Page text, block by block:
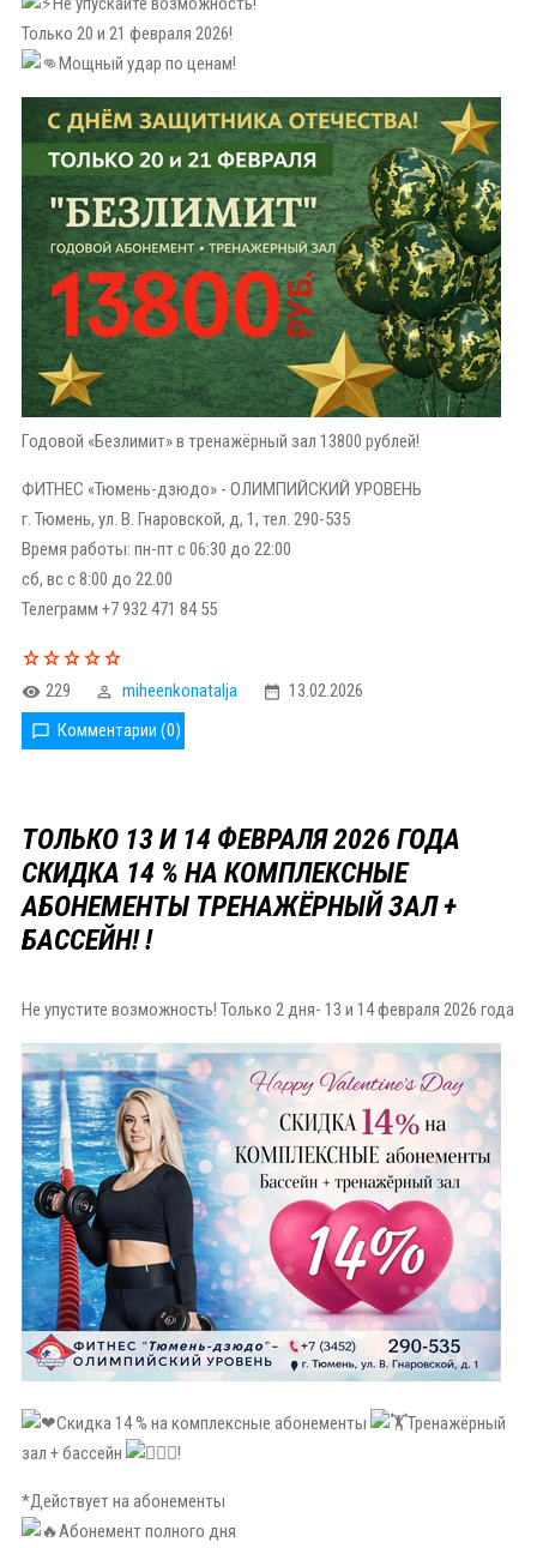
Только 20 и 21 февраля 2026!
Мощный удар по ценам!
Годовой «Безлимит» в тренажёрный зал 13800 рублей!
ФИТНЕС «Тюмень-дзюдо» - ОЛИМПИЙСКИЙ УРОВЕНЬ
г. Тюмень, ул. В. Гнаровской, д, 1, тел. 290-535
Время работы: пн-пт с 06:30 до 22:00
сб, вс с 8:00 до 22.00
Телеграмм +7 932 471 84 55
229 miheenkonatalja
13.02.2026
Комментарии (0)
ТОЛЬКО 13 И 14 ФЕВРАЛЯ 2026 ГОДА
СКИДКА 14 % НА КОМПЛЕКСНЫЕ
АБОНЕМЕНТЫ ТРЕНАЖЁРНЫЙ ЗАЛ +
БАССЕЙН! !
Не упустите возможность! Только 2 дня- 13 и 14 февраля 2026 года
Скидка 14 % на комплексные абонементы
Тренажёрный
зал + бассейн
!
*Действует на абонементы
Абонемент полного дня